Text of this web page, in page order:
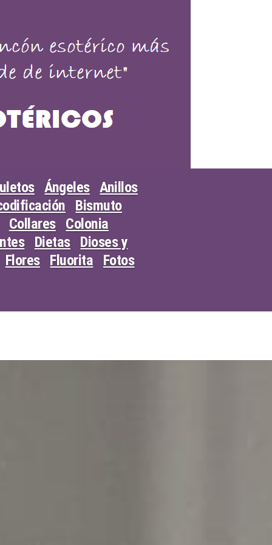
Ángeles Anillos
Bismuto
Collares
Colonia
Dietas
Dioses y
Flores
Fluorita Fotos